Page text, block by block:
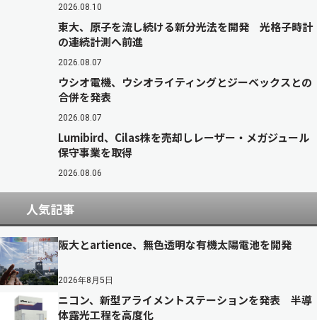
2026.08.10
東大、原子を流し続ける新分光法を開発 光格子時計
の連続計測へ前進
2026.08.07
ウシオ電機、ウシオライティングとジーベックスとの
合併を発表
2026.08.07
Lumibird、Cilas株を売却しレーザー・メガジュール
保守事業を取得
2026.08.06
人気記事
阪大とartience、無色透明な有機太陽電池を開発
2026年8月5日
ニコン、新型アライメントステーションを発表 半導
体露光工程を高度化